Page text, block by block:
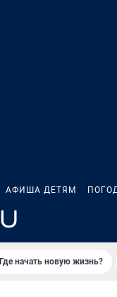
АФИША ДЕТЯМ
Где начать новую жизнь?